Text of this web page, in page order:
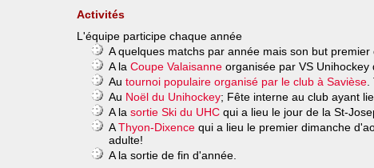
Activités
L'équipe participe chaque année
A quelques matchs par année mais son but premier
A la Coupe Valaisanne organisée par VS
Au tournoi populaire organisé par le club à Savièse.
Au Noël du Unihockey; Fête interne au club ayant
A la sortie Ski du UHC qui a lieu le jour de la St-
AThyon-Dixence qui a lieu le premier dimanche
adulte!
A la sortie de fin d'année.